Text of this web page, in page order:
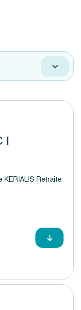
|
KERIALIS Retraite